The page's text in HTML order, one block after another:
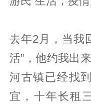
去年2月，当我
活”，他约我出
河古镇已经找
宜，十年长租